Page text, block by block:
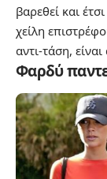
βαρεθεί και
χείλη
αντι-τάση,
Φαρδύ